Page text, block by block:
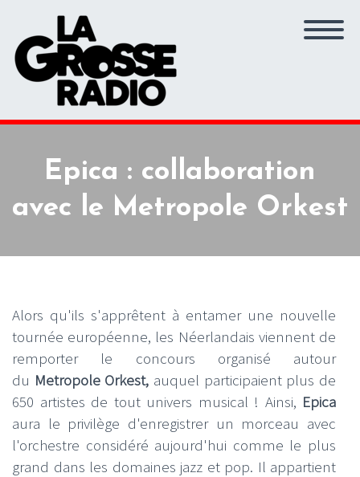
Epica : collaboration
avec le Metropole Orkest
Alors qu'ils s'apprêtent à entamer une nouvelle
tournée européenne, les Néerlandais viennent de
remporter le concours organisé autour
du Metropole Orkest, auquel participaient plus de
650 artistes de tout univers musical ! Ainsi, Epica
aura le privilège d'enregistrer un morceau avec
l'orchestre considéré aujourd'hui comme le plus
grand dans les domaines jazz et pop. Il appartient